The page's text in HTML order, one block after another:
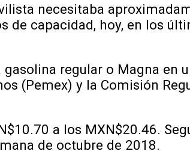
necesitaba
de capacidad, hoy, en los
regular o Magna en
(Pemex) y la Comisión
a los MXN$20.46.
de octubre de 2018.